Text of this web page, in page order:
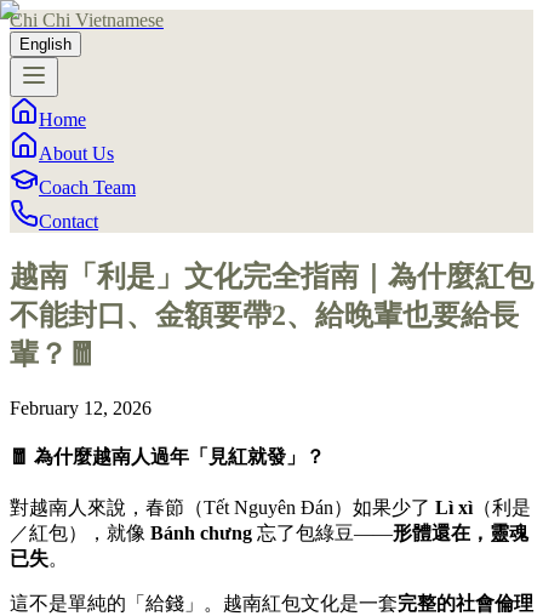
Chi Chi Vietnamese
English
Home
About Us
Coach Team
Contact
越南「利是」文化完全指南｜為什麼紅包
不能封口、金額要帶2、給晚輩也要給長
輩？🧧
February 12, 2026
🧧 為什麼越南人過年「見紅就發」？
對越南人來說，春節（Tết Nguyên Đán）如果少了 Lì xì （利是
／紅包），就像 Bánh chưng 忘了包綠豆——形體還在，靈魂
已失。
這不是單純的「給錢」。越南紅包文化是一套完整的社會倫理